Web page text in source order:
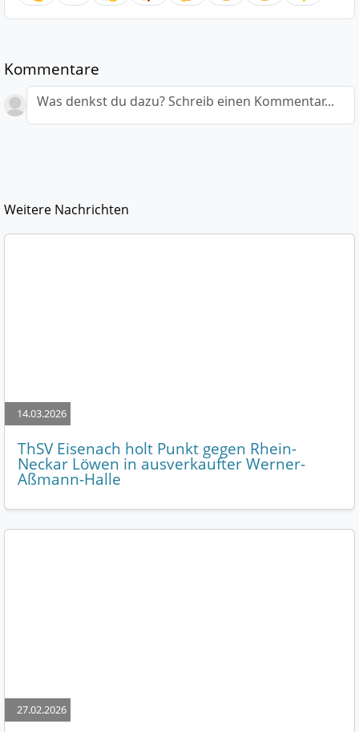
Kommentare
Was denkst du dazu? Schreib einen Kommentar...
Weitere Nachrichten
14.03.2026
ThSV Eisenach holt Punkt gegen Rhein-
Neckar Löwen in ausverkaufter Werner-
Aßmann-Halle
27.02.2026